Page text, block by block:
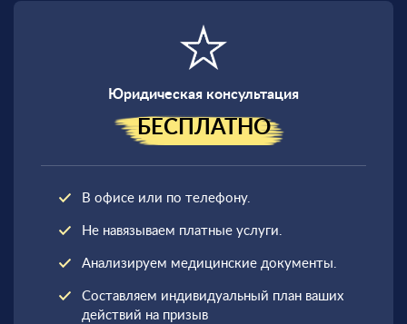
Юридическая консультация
БЕСПЛАТНО
В офисе или по телефону.
Не навязываем платные услуги.
Анализируем медицинские документы.
Составляем индивидуальный план ваших
действий на призыв